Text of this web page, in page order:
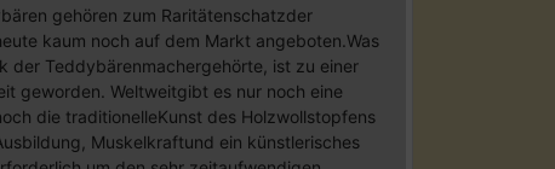
gehören zum Raritätenschatzder
kaum noch auf dem Markt angeboten.Was
der Teddybärenmachergehörte, ist zu einer
geworden. Weltweitgibt es nur noch eine
die traditionelleKunst des Holzwollstopfens
Muskelkraftund ein künstlerisches